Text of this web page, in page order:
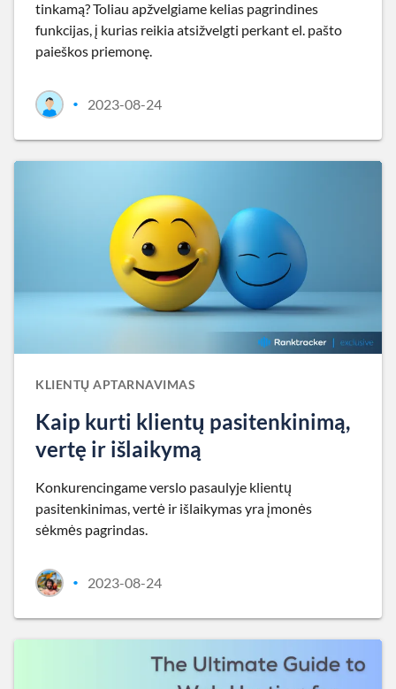
tinkamą? Toliau apžvelgiame kelias pagrindines
funkcijas, į kurias reikia atsižvelgti perkant el. pašto
paieškos priemonę.
• 2023-08-24
KLIENTŲ APTARNAVIMAS
Kaip kurti klientų pasitenkinimą,
vertę ir išlaikymą
Konkurencingame verslo pasaulyje klientų
pasitenkinimas, vertė ir išlaikymas yra įmonės
sėkmės pagrindas.
• 2023-08-24